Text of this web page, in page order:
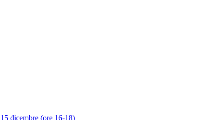
dicembre (ore 16-18)